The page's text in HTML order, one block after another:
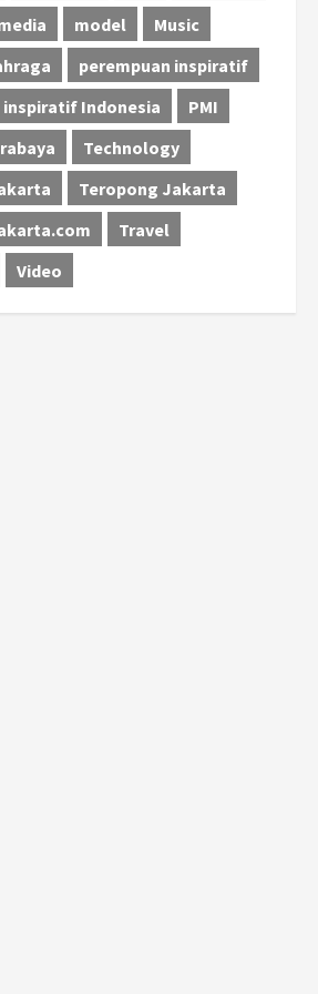
model
Music
perempuan inspiratif
inspiratif Indonesia
PMI
Technology
Teropong Jakarta
Travel
Video